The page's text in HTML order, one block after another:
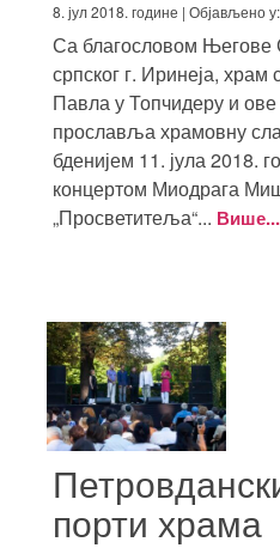
8. јул 2018. године | Објављено у:
Са благословом Његове
српског г. Иринеја,
Павла у Топчидеру и
прославља храмовну
бденијем 11. јула 2018.
концертом Миодрага
„Просветитеља“... Више...
порти храма